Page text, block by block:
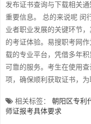
发布证书查询与下载相关
重要信息。 总的来说呢 闵
业者职业发展的关键环节
的考证体验。易搜职考网
载的专业平台，凭借多年
可靠的服务。考生在使用
项，确保顺利获取证书，为
相关标签： 朝阳区专利
师证报考具体要求